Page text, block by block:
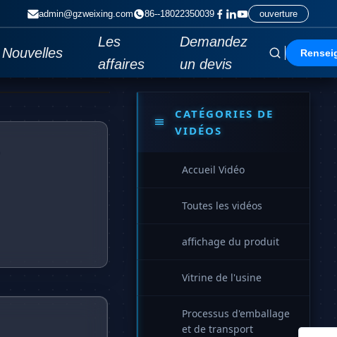
admin@gzweixing.com 86--18022350039 ouverture
Nouvelles
Les
affaires
Demandez
un devis
CATÉGORIES DE
VIDÉOS
Accueil Vidéo
Toutes les vidéos
affichage du produit
Vitrine de l'usine
Processus d'emballage
et de transport